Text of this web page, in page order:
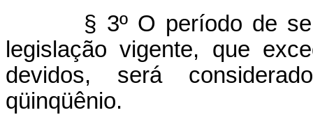
§ 3º O período de
legislação vigente, que
devidos, será
qüinqüênio.